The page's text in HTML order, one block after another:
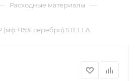
Расходные материалы —
(мф +15% серебро) STELLA